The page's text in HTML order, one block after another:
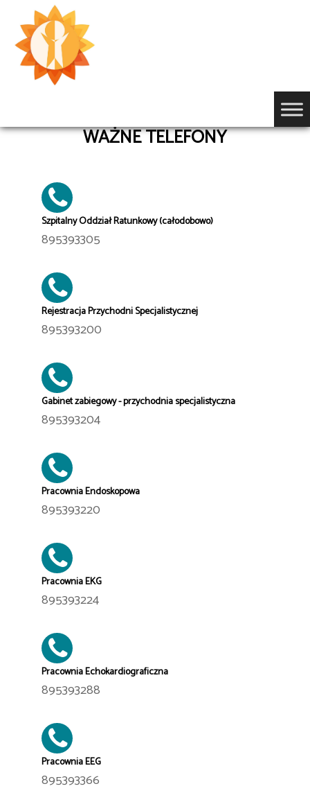
Przejdź
WAŻNE TELEFONY
Szpitalny Oddział Ratunkowy (całodobowo)
895393305
Rejestracja Przychodni Specjalistycznej
895393200
Gabinet zabiegowy - przychodnia specjalistyczna
895393204
Pracownia Endoskopowa
895393220
Pracownia EKG
895393224
Pracownia Echokardiograficzna
895393288
Pracownia EEG
895393366